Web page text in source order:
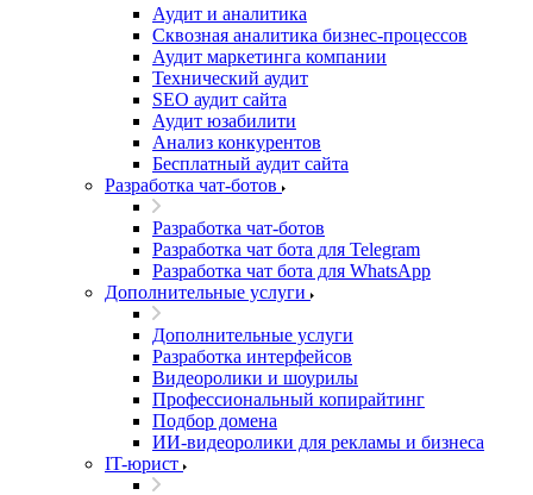
Аудит и аналитика
Сквозная аналитика бизнес-процессов
Аудит маркетинга компании
Технический аудит
SEO аудит сайта
Аудит юзабилити
Анализ конкурентов
Бесплатный аудит сайта
Разработка чат-ботов
Разработка чат-ботов
Разработка чат бота для Telegram
Разработка чат бота для WhatsApp
Дополнительные услуги
Дополнительные услуги
Разработка интерфейсов
Видеоролики и шоурилы
Профессиональный копирайтинг
Подбор домена
ИИ-видеоролики для рекламы и бизнеса
IT-юрист